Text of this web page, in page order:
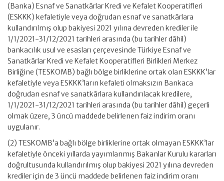
(Banka) Esnaf ve Sanatkârlar Kredi ve Kefalet Kooperatifleri
(ESKKK) kefaletiyle veya doğrudan esnaf ve sanatkârlara
kullandırılmış olup bakiyesi 2021 yılına devreden krediler ile
1/1/2021-31/12/2021 tarihleri arasında (bu tarihler dâhil)
bankacılık usul ve esasları çerçevesinde Türkiye Esnaf ve
Sanatkârlar Kredi ve Kefalet Kooperatifleri Birlikleri Merkez
Birliğine (TESKOMB) bağlı bölge birliklerine ortak olan ESKKK’lar
kefaletiyle veya ESKKK’ların kefaleti olmaksızın Bankaca
doğrudan esnaf ve sanatkârlara kullandırılacak kredilere,
1/1/2021-31/12/2021 tarihleri arasında (bu tarihler dâhil) geçerli
olmak üzere, 3 üncü maddede belirlenen faiz indirim oranı
uygulanır.
(2) TESKOMB’a bağlı bölge birliklerine ortak olmayan ESKKK’lar
kefaletiyle önceki yıllarda yayımlanmış Bakanlar Kurulu kararları
doğrultusunda kullandırılmış olup bakiyesi 2021 yılına devreden
krediler için de 3 üncü maddede belirlenen faiz indirim oranı